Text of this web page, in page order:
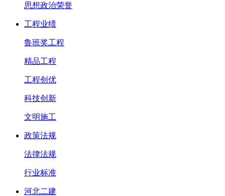
思想政治荣誉
工程业绩
鲁班奖工程
精品工程
工程创优
科技创新
文明施工
政策法规
法律法规
行业标准
河北二建